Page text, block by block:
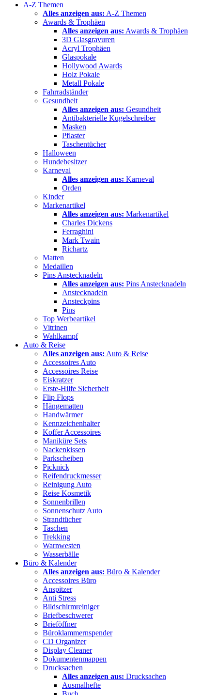
A-Z Themen
Alles anzeigen aus: A-Z Themen
Awards & Trophäen
Alles anzeigen aus: Awards & Trophäen
3D Glasgravuren
Acryl Trophäen
Glaspokale
Hollywood Awards
Holz Pokale
Metall Pokale
Fahrradständer
Gesundheit
Alles anzeigen aus: Gesundheit
Antibakterielle Kugelschreiber
Masken
Pflaster
Taschentücher
Halloween
Hundebesitzer
Karneval
Alles anzeigen aus: Karneval
Orden
Kinder
Markenartikel
Alles anzeigen aus: Markenartikel
Charles Dickens
Ferraghini
Mark Twain
Richartz
Matten
Medaillen
Pins Anstecknadeln
Alles anzeigen aus: Pins Anstecknadeln
Anstecknadeln
Ansteckpins
Pins
Top Werbeartikel
Vitrinen
Wahlkampf
Auto & Reise
Alles anzeigen aus: Auto & Reise
Accessoires Auto
Accessoires Reise
Eiskratzer
Erste-Hilfe Sicherheit
Flip Flops
Hängematten
Handwärmer
Kennzeichenhalter
Koffer Accessoires
Maniküre Sets
Nackenkissen
Parkscheiben
Picknick
Reifendruckmesser
Reinigung Auto
Reise Kosmetik
Sonnenbrillen
Sonnenschutz Auto
Strandtücher
Taschen
Trekking
Warnwesten
Wasserbälle
Büro & Kalender
Alles anzeigen aus: Büro & Kalender
Accessoires Büro
Anspitzer
Anti Stress
Bildschirmreiniger
Briefbeschwerer
Brieföffner
Büroklammernspender
CD Organizer
Display Cleaner
Dokumentenmappen
Drucksachen
Alles anzeigen aus: Drucksachen
Ausmalhefte